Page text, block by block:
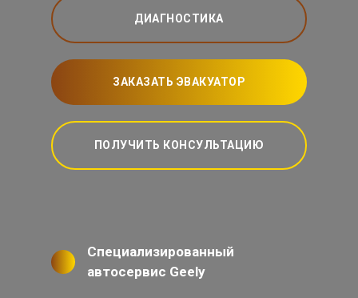
ДИАГНОСТИКА
ЗАКАЗАТЬ ЭВАКУАТОР
ПОЛУЧИТЬ КОНСУЛЬТАЦИЮ
Специализированный
автосервис Geely